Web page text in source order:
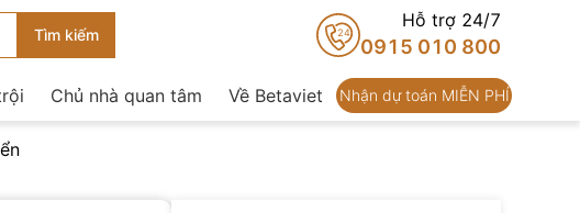
24
Hỗ trợ 24/7
0915 010 800
Chủ nhà quan tâm Về Betaviet Nhận dự toán MIỄN PHÍ